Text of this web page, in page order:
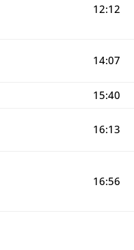
12:12
14:07
15:40
16:13
16:56